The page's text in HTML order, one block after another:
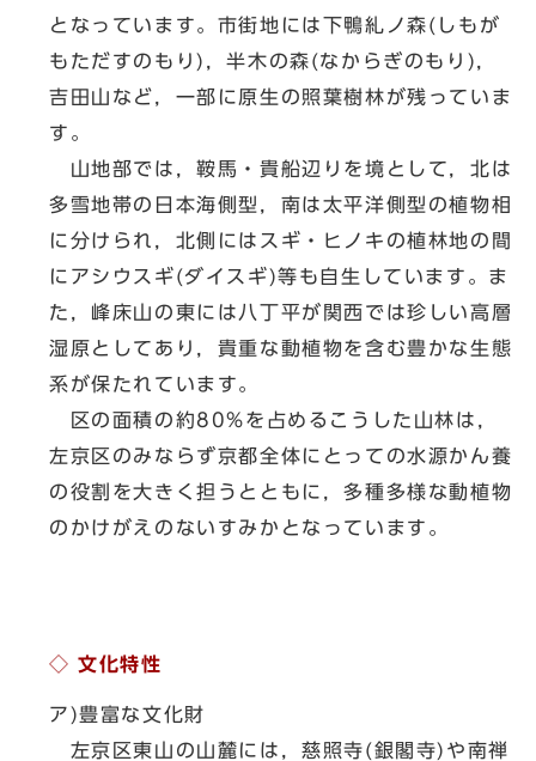
となっています。市街地には下鴨糺ノ森(しもが
もただすのもり)，半木の森(なからぎのもり)，
吉田山など，一部に原生の照葉樹林が残っていま
す。
山地部では，鞍馬・貴船辺りを境として，北は
多雪地帯の日本海側型，南は太平洋側型の植物相
に分けられ，北側にはスギ・ヒノキの植林地の間
にアシウスギ(ダイスギ)等も自生しています。ま
た，峰床山の東には八丁平が関西では珍しい高層
湿原としてあり，貴重な動植物を含む豊かな生態
系が保たれています。
区の面積の約80%を占めるこうした山林は，
左京区のみならず京都全体にとっての水源かん養
の役割を大きく担うとともに，多種多様な動植物
のかけがえのないすみかとなっています。
◇ 文化特性
ア)豊富な文化財
左京区東山の山麓には，慈照寺(銀閣寺)や南禅